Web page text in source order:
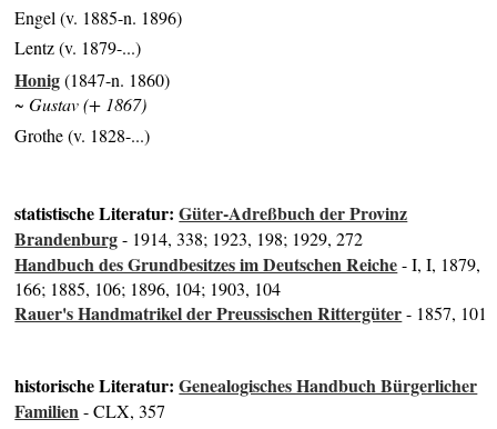
Engel (v. 1885-n. 1896)
Lentz (v. 1879-...)
Honig(1847-n. 1860)
~ Gustav (+ 1867)
Grothe (v. 1828-...)
statistische Literatur:Güter-Adreßbuch der Provinz
Brandenburg- 1914, 338; 1923, 198; 1929, 272
Handbuch des Grundbesitzes im Deutschen Reiche- I, I, 1879,
166; 1885, 106; 1896, 104; 1903, 104
Rauer's Handmatrikel der Preussischen Rittergüter- 1857, 101
historische Literatur:Genealogisches Handbuch Bürgerlicher
Familien- CLX, 357